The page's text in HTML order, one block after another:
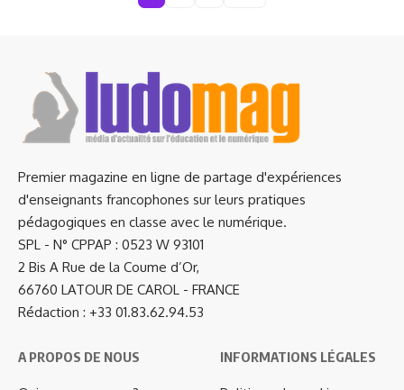
Premier magazine en ligne de partage d'expériences
d'enseignants francophones sur leurs pratiques
pédagogiques en classe avec le numérique.
SPL - N° CPPAP : 0523 W 93101
2 Bis A Rue de la Coume d’Or,
66760 LATOUR DE CAROL - FRANCE
Rédaction : +33 01.83.62.94.53
A PROPOS DE NOUS INFORMATIONS LÉGALES